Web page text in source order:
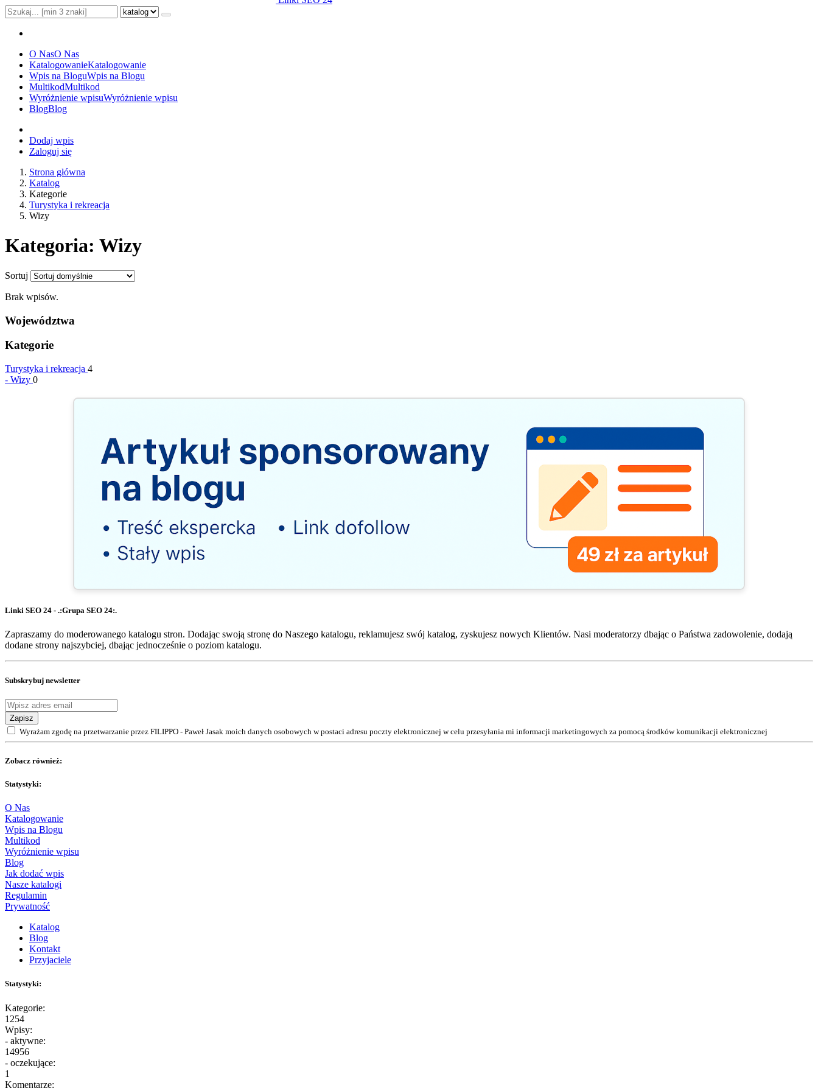
O NasO Nas
KatalogowanieKatalogowanie
Wpis na BloguWpis na Blogu
MultikodMultikod
Wyróżnienie wpisuWyróżnienie wpisu
BlogBlog
Dodaj wpis
Zaloguj się
Strona główna
Katalog
Kategorie
Turystyka i rekreacja
Wizy
Kategoria: Wizy
Sortuj
Brak wpisów.
Województwa
Kategorie
Turystyka i rekreacja 4
- Wizy 0
Linki SEO 24 - .:Grupa SEO 24:.
Zapraszamy do moderowanego katalogu stron. Dodając swoją stronę do Naszego katalogu, reklamujesz swój katalog, zyskujesz nowych Klientów. Nasi moderatorzy dbając o Państwa zadowolenie, dodają
dodane strony najszybciej, dbając jednocześnie o poziom katalogu.
Subskrybuj newsletter
Zapisz
Wyrażam zgodę na przetwarzanie przez FILIPPO - Paweł Jasak moich danych osobowych w postaci adresu poczty elektronicznej w celu przesyłania mi informacji marketingowych za pomocą środków komunikacji elektronicznej
Zobacz również:
Statystyki:
O Nas
Katalogowanie
Wpis na Blogu
Multikod
Wyróżnienie wpisu
Blog
Jak dodać wpis
Nasze katalogi
Regulamin
Prywatność
Katalog
Blog
Kontakt
Przyjaciele
Statystyki:
Kategorie:
1254
Wpisy:
- aktywne:
14956
- oczekujące:
1
Komentarze: